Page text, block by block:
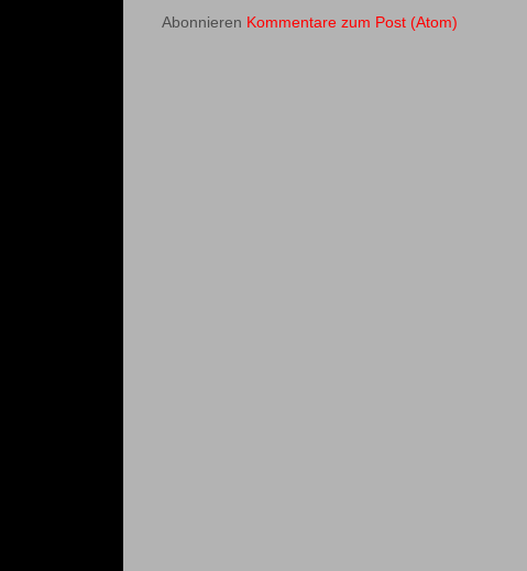
Abonnieren Kommentare zum Post (Atom)